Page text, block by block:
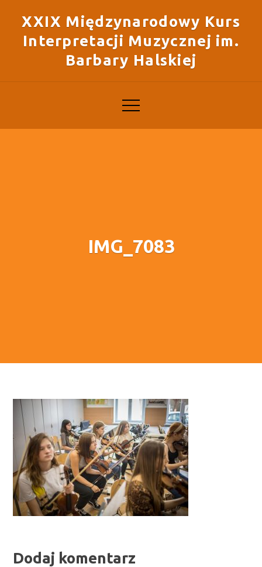
XXIX Międzynarodowy Kurs
Interpretacji Muzycznej im.
Barbary Halskiej
IMG_7083
Dodaj komentarz